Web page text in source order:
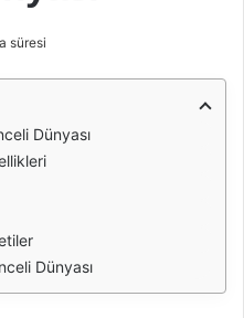
süresi
Dünyası
Dünyası